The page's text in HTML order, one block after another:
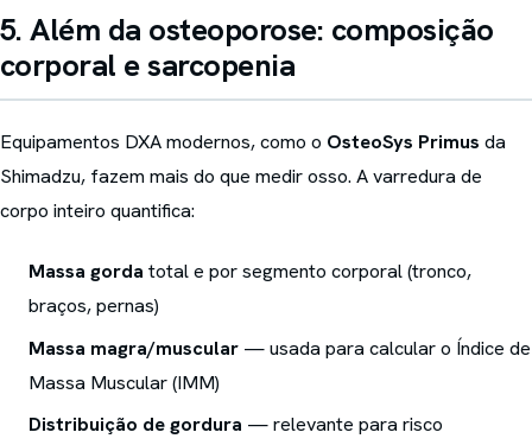
5. Além da osteoporose: composição
corporal e sarcopenia
Equipamentos DXA modernos, como o OsteoSys Primus da
Shimadzu, fazem mais do que medir osso. A varredura de
corpo inteiro quantifica:
Massa gorda total e por segmento corporal (tronco,
braços, pernas)
Massa magra/muscular — usada para calcular o Índice de
Massa Muscular (IMM)
Distribuição de gordura — relevante para risco